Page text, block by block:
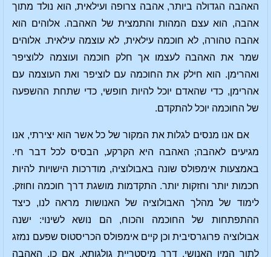
האהבה הגדולה ביותר, אהבה צרופה ועילאית, הוא נולד מתוך
אהבה, הוא עצם המהות והתמצית של האהבה. אלוהים הוא
אהבה טהורה, לא חוכמה עילאית, לא עוצמה עילאית. אלוהים
שמר את האהבה לעצמו אך חלק חוכמה ועוצמה ללוציפר
ואהרימן. הוא חילק את החוכמה עם לוציפר ואת העוצמה עם
אהרימן, כדי שהאדם יוכל להיות חופשי, כדי שתחת ההשפעה
של החוכמה יוכל להתקדם.
אם אנו מנסים לגלות את המקור של כל אשר הוא יצירתי, אנו
מגיעים לאהבה; האהבה היא הקרקע, הבסיס לכל דבר חי.
באמצעות אימפולס שונה באבולוציה, מודרכות הישויות להיות
חכמות יותר וחזקות יותר. התקדמות מושגת דרך חוכמה וחוזק.
לימוד של מהלך האבולוציה של האנושות מראה לנו, כיצד
ההתפתחות של החוכמה והכוח, הם נושא לשינוי: ישנה
אבולוציה פרוגרסיבית וכן קיים אימפולס הכריסטוס שפעם נמזג
לתוך המין האנושי, דרך מיסטריית גולגותא. אם כן, האהבה